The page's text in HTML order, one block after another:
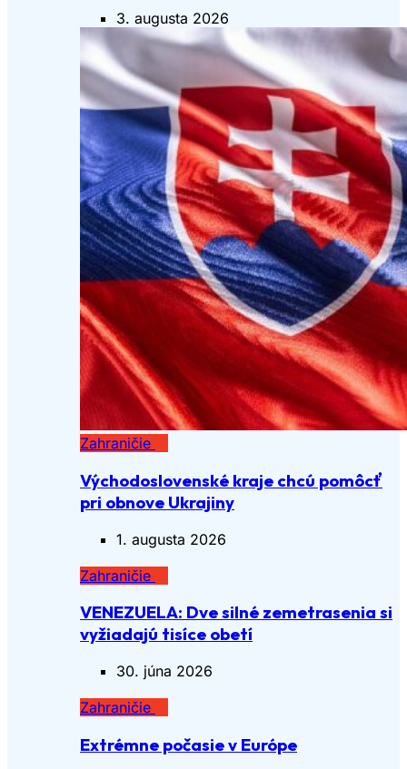
3. augusta 2026
Zahraničie
Východoslovenské kraje chcú pomôcť
pri obnove Ukrajiny
1. augusta 2026
Zahraničie
VENEZUELA: Dve silné zemetrasenia si
vyžiadajú tisíce obetí
30. júna 2026
Zahraničie
Extrémne počasie v Európe